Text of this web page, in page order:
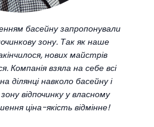
басейну запропонували
зону. Так як наше
нових майстрів
Компанія взяла на себе всі
ділянці навколо басейну і
відпочинку у власному
ціна-якість відмінне!